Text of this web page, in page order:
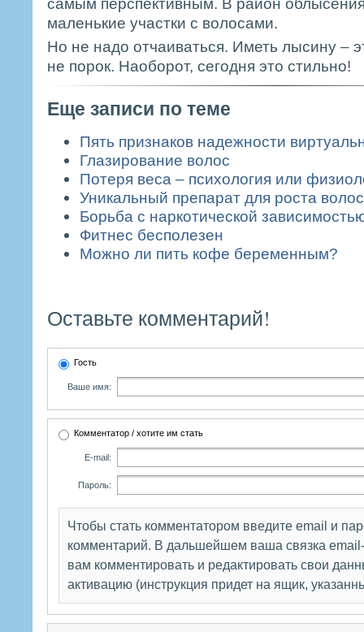
маленькие участки с волосами.
Но не надо отчаиваться. Иметь лысину –
не порок. Наоборот, сегодня это стильно!
Еще записи по теме
Пять признаков надежности
Глазирование волос
Потеря веса – психология или
Уникальный препарат для роста
Борьба с наркотической
Фитнес бесполезен
Можно ли пить кофе беременным?
Оставьте комментарий!
Гость
Ваше имя:
Комментатор / хотите им стать
E-mail:
Пароль:
Чтобы стать комментатором введите email и
комментарий. В дальшейшем ваша связка
вам комментировать и редактировать свои
активацию (инструкция придет на ящик,